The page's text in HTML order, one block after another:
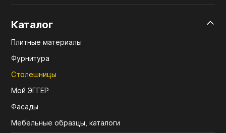
Каталог
Плитные материалы
Фурнитура
Столешницы
Мой ЭГГЕР
Фасады
Мебельные образцы, каталоги